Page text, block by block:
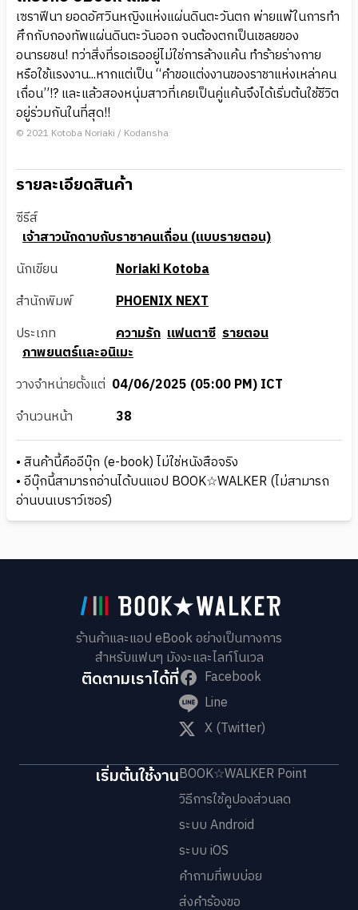
เซราฟีนา ยอดอัศวินหญิงแห่งแผ่นดินตะวันตก พ่ายแพ้ในการทำ
ศึกกับกองทัพแผ่นดินตะวันออก จนต้องตกเป็นเชลยของ
อนารยชน! ทว่าสิ่งที่รอเธออยู่ไม่ใช่การล้างแค้น ทำร้ายร่างกาย
หรือใช้แรงงาน...หากแต่เป็น “คำขอแต่งงานของราชาแห่งเหล่าคน
เถื่อน”!? และแล้วสองหนุ่มสาวที่เคยเป็นคู่แค้นจึงได้เริ่มต้นใช้ชีวิต
อยู่ร่วมกันในที่สุด!!
© 2021 Kotoba Noriaki / Kodansha
รายละเอียดสินค้า
ซีรีส์
เจ้าสาวนักดาบกับราชาคนเถื่อน (แบบรายตอน)
นักเขียน
Noriaki Kotoba
สำนักพิมพ์
PHOENIX NEXT
ประเภท
ความรัก แฟนตาซี รายตอน
ภาพยนตร์และอนิเมะ
วางจำหน่ายตั้งแต่ 04/06/2025 (05:00 PM) ICT
จำนวนหน้า
38
• สินค้านี้คืออีบุ๊ก (e-book) ไม่ใช่หนังสือจริง
• อีบุ๊กนี้สามารถอ่านได้บนแอป BOOK☆WALKER (ไม่สามารถ
อ่านบนเบราว์เซอร์)
ร้านค้าและแอป eBook อย่างเป็นทางการ
สำหรับแฟนๆ มังงะและไลท์โนเวล
ติดตามเราได้ที่
Facebook
Line
X (Twitter)
เริ่มต้นใช้งานBOOK☆WALKER Point
วิธีการใช้คูปองส่วนลด
ระบบ Android
ระบบ iOS
คำถามที่พบบ่อย
ส่งคำร้องขอ